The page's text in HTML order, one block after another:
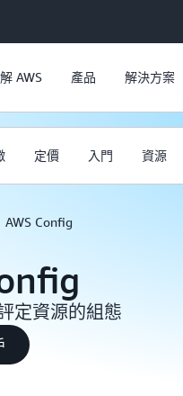
AWS 產品 解決方案
定價 入門 資源
AWS Config
定資源的組態